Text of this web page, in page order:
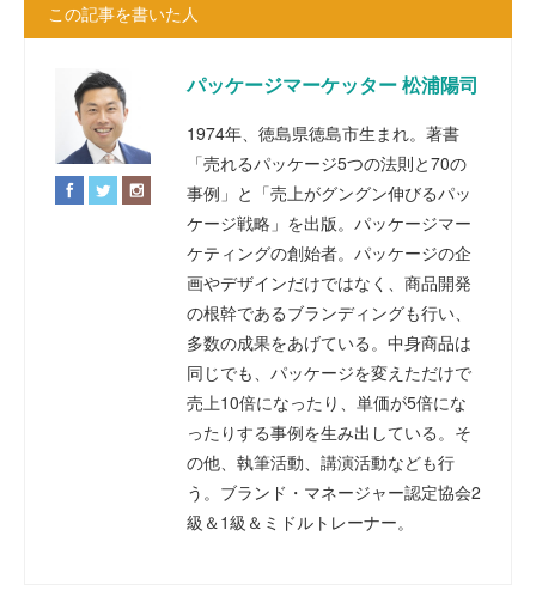
この記事を書いた人
パッケージマーケッター 松浦陽司
1974年、徳島県徳島市生まれ。著書
「売れるパッケージ5つの法則と70の
事例」と「売上がグングン伸びるパッ
ケージ戦略」を出版。パッケージマー
ケティングの創始者。パッケージの企
画やデザインだけではなく、商品開発
の根幹であるブランディングも行い、
多数の成果をあげている。中身商品は
同じでも、パッケージを変えただけで
売上10倍になったり、単価が5倍にな
ったりする事例を生み出している。そ
の他、執筆活動、講演活動なども行
う。ブランド・マネージャー認定協会2
級＆1級＆ミドルトレーナー。